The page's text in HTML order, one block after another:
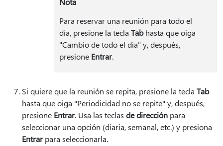
Para reservar una reunión para todo el
día, presione la teclaTabhasta que oiga
"Cambio de todo el día" y, después,
presione Entrar.
Si quiere que la reunión se repita, presione la tecla Tab
hasta que oiga "Periodicidad no se repite" y, después,
presione Entrar. Usa las teclas de dirección para
seleccionar una opción (diaria, semanal, etc.) y presiona
Entrarpara seleccionarla.